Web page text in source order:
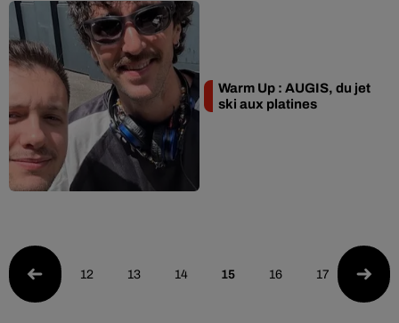
Warm Up : AUGIS, du jet
ski aux platines
12 13 14 15 16 17 18